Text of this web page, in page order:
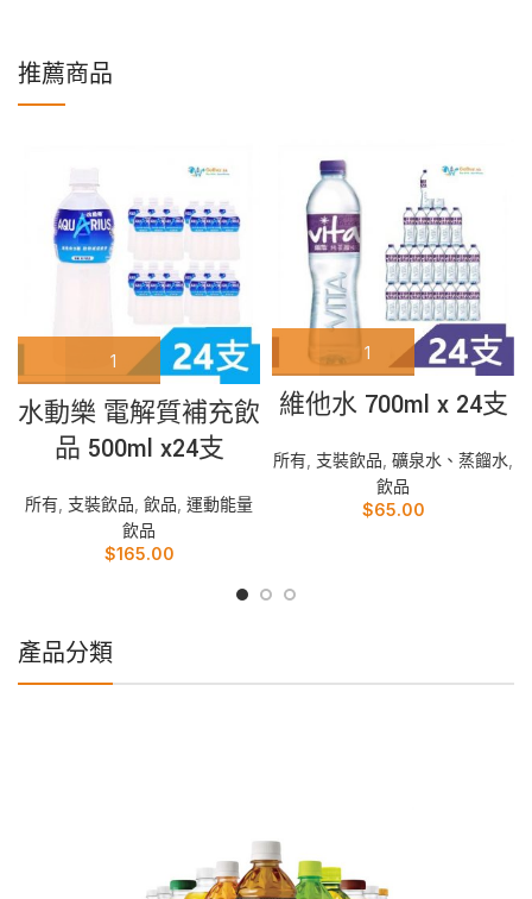
推薦商品
水動樂 電解質補充飲
品 500ml x24支
所有, 支裝飲品, 飲品, 運動能量
飲品
$165.00
維他水 700ml x 24支
所有 支裝飲品 礦泉水、蒸餾水
飲品
$65.00
產品分類